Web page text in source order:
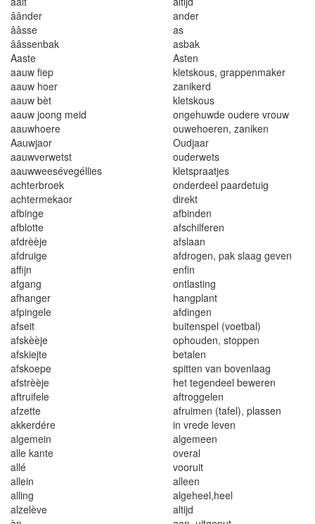
âânder
ander
ââsse
as
ââssenbak
asbak
Aaste
Asten
aauw fiep
kletskous, grappenmaker
aauw hoer
zanikerd
aauw bèt
kletskous
aauw joong meid
ongehuwde oudere vrouw
aauwhoere
ouwehoeren, zaniken
Aauwjaor
Oudjaar
aauwverwetst
ouderwets
aauwweesévegéllies
kletspraatjes
achterbroek
onderdeel paardetuig
achtermekaor
direkt
afbinge
afbinden
afblotte
afschilferen
afdrèèje
afslaan
afdruige
afdrogen, pak slaag geven
affijn
enfin
afgang
ontlasting
afhanger
hangplant
afpingele
afdingen
afseit
buitenspel (voetbal)
afskèèje
ophouden, stoppen
afskiejte
betalen
afskoepe
spitten van bovenlaag
afstrèèje
het tegendeel beweren
aftruifele
aftroggelen
afzette
afruimen (tafel), plassen
akkerdére
in vrede leven
algemein
algemeen
alle kante
overal
allé
vooruit
allein
alleen
alling
algeheel,heel
alzelève
altijd